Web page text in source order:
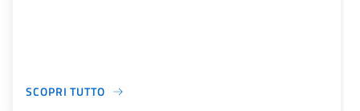
SCOPRI TUTTO